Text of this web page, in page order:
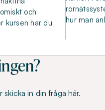
och
kursen har du
hur man
in din fråga här.